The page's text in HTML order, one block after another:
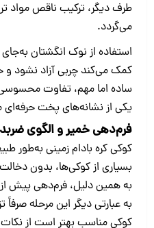
طرف دیگر، ترکیب ناقص مواد
می‌گردد.
استفاده از نوک انگشتان
کمک می‌کند چربی آزاد نشود و
ساده اما مهم، تفاوت
یکی از نشانه‌های پخت
فرم‌دهی خمیر و الگوی
کوکی کره بادام زمینی به‌طور
بسیاری از کوکی‌ها، بدون
به همین دلیل، فرم‌دهی پیش
به عبارتی دیگر این مرحله
کوکی مناسب بهتر است از